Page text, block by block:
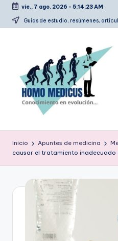
Saltar
vie., 7 ago. 2026 - 5:14:23 AM
Guías de estudio, resúmenes,
o
m
estudio,
Inicio Apuntes de medicina
causar el tratamiento inadecuado